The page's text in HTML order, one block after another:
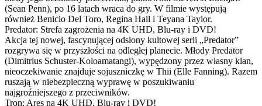
(Sean Penn), po 16 latach wraca do gry. W filmie występują
również Benicio Del Toro, Regina Hall i Teyana Taylor.
Predator: Strefa zagrożenia na 4K UHD, Blu-ray i DVD!
Akcja tej nowej, fascynującej odsłony kultowej serii „Predator”
rozgrywa się w przyszłości na odległej planecie. Młody Predator
(Dimitrius Schuster-Koloamatangi), wypędzony przez własny klan,
nieoczekiwanie znajduje sojuszniczkę w Thii (Elle Fanning). Razem
ruszają w niebezpieczną wyprawę w poszukiwaniu
najgroźniejszego z przeciwników.
Tron: Ares na 4K UHD, Blu-ray i DVD!